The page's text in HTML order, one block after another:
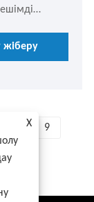
өңдеуден
жіберу
...
9
X